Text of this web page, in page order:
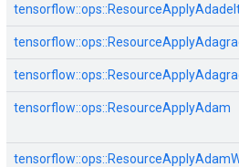
tensorflow::ops::ResourceApplyAdam